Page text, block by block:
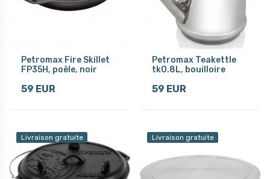
Petromax Fire Skillet
FP35H, poêle, noir
59 EUR
Petromax Teakettle
tk0.8L, bouilloire
59 EUR
Livraison gratuite Livraison gratuite